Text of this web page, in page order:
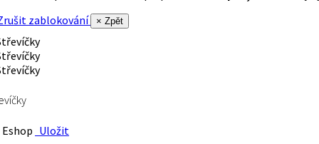
zablokování
× Zpět
Uložit